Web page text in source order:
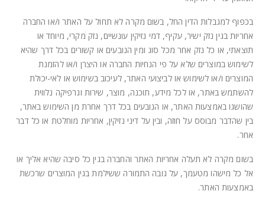
בכפוף למגבלות הדין החל, בשום מקרה לא תחול על האתר ו/או החברה
אחריות בגין נזק ישיר, עקיף, דמי נזיקין עונשיים, נזק מקרי, מיוחד או
תוצאתי, או כל נזק אחר מכל סוג ומין הנובעים או קשורים בכל דרך שהיא
לשימוש במוצרים שלא על פי הנחיות החברה או היצרן ו/או להזמנת
המוצרים ו/או לשימוש או לביצועי האתר, לעיכוב בשימוש או לאי-יכולת
להשתמש באתר, או לכל מידע, תוכנה, מוצר, שירות וגרפיקה נלווית
שהושגו באמצעות האתר, או הנובעים בכל דרך אחרת מן השימוש באתר,
בין שהדבר מבוסס על חוזה, ובין על דיני נזיקין, אחריות מוחלטת או כל דבר
אחר.
בשום מקרה לא תעלה אחריות האתר והחברה בגין כל סיבה שהיא אליך או
אל כל מישהו מטעמך, על גובה התמורה ששילמת בגין המוצרים שרכשת
באמצעות האתר.